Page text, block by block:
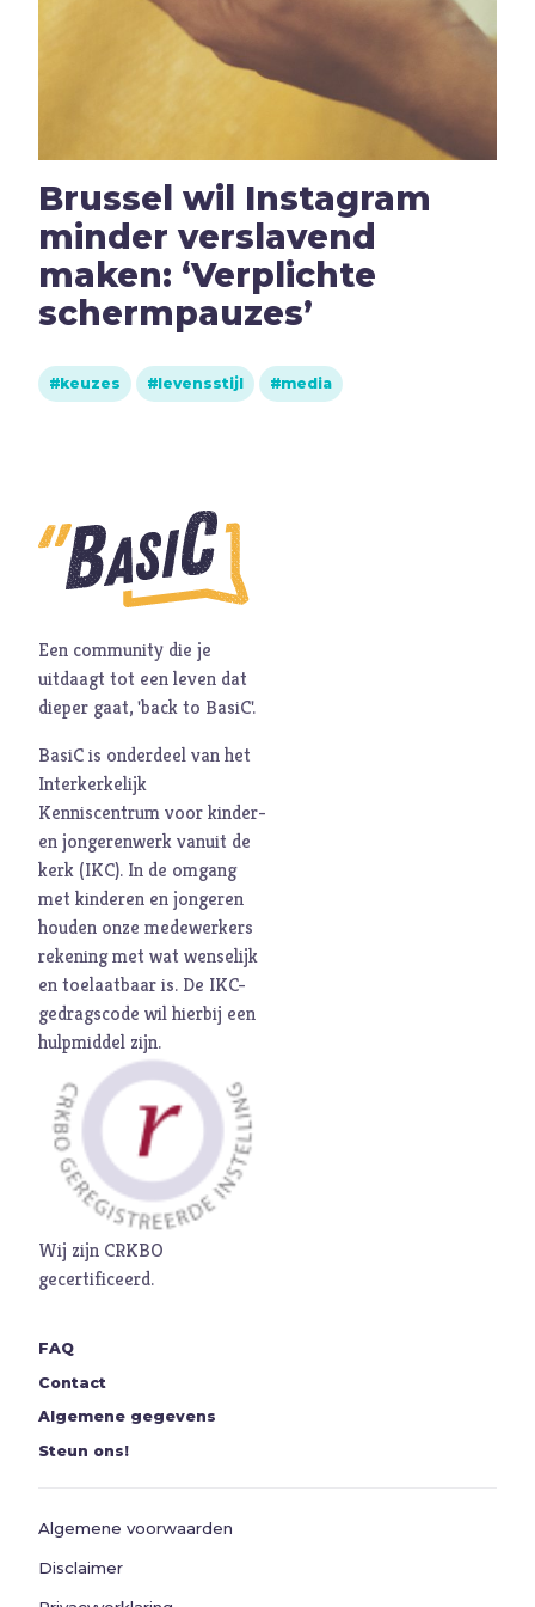
Islam
Israël
J
Jezus
Jodendom
K
Kerk
Kerst
Klimaat
M
Maatschappij
Media
O
Oorlog
P
Pinksteren
Pinksteren
Politiek
Porno
R
Racisme
Relatie
Religie
S
Schepping
Schoonheid
Seks
Sport
Stilte
Toekomst
Trouw
Twijfel
Vergeving
Verlangen
Brussel wil Instagram
minder verslavend
maken: ‘Verplichte
schermpauzes’
keuzes levensstijl media
Een community die je
uitdaagt tot een leven dat
dieper gaat, 'back to BasiC'.
BasiC is onderdeel van het
Interkerkelijk
Kenniscentrum voor kinder-
en jongerenwerk vanuit de
kerk (IKC). In de omgang
met kinderen en jongeren
houden onze medewerkers
rekening met wat wenselijk
en toelaatbaar is. De IKC-
gedragscode wil hierbij een
hulpmiddel zijn.
Wij zijn CRKBO
gecertificeerd.
FAQ
Contact
Algemene gegevens
Steun ons!
Algemene voorwaarden
Disclaimer